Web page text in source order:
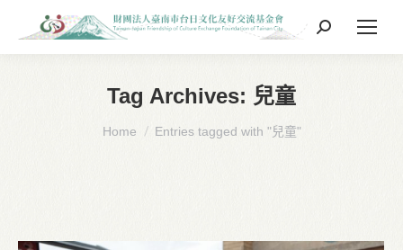
Search:
Tag Archives: 兒童
You are here:
Home Entries tagged with "兒童"